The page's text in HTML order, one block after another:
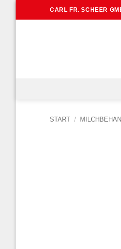
Inhalt
CARL FR. SCHEER
START /